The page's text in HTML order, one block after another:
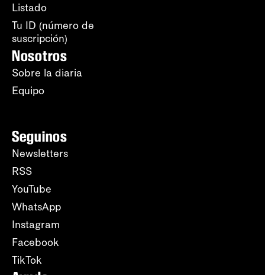
Listado
Tu ID (número de
suscripción)
Nosotros
Sobre la diaria
Equipo
Seguinos
Newsletters
RSS
YouTube
WhatsApp
Instagram
Facebook
TikTok